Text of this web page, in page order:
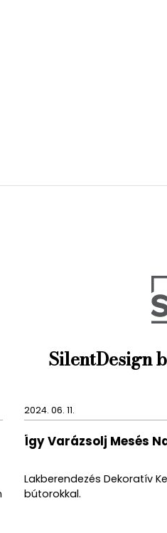
SilentDesign
2024. 06. 11.
Így Varázsolj Mesés
Lakberendezés Dekoratív
bútorokkal.